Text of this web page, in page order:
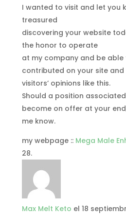
I wanted to visit and let you
treasured
discovering your website
the honor to operate
at my company and be able
contributed on your site and
visitors’ opinions like this.
Should a position
become on offer at your
me know.
my webpage :: Mega Male
Max Melt Keto el 18